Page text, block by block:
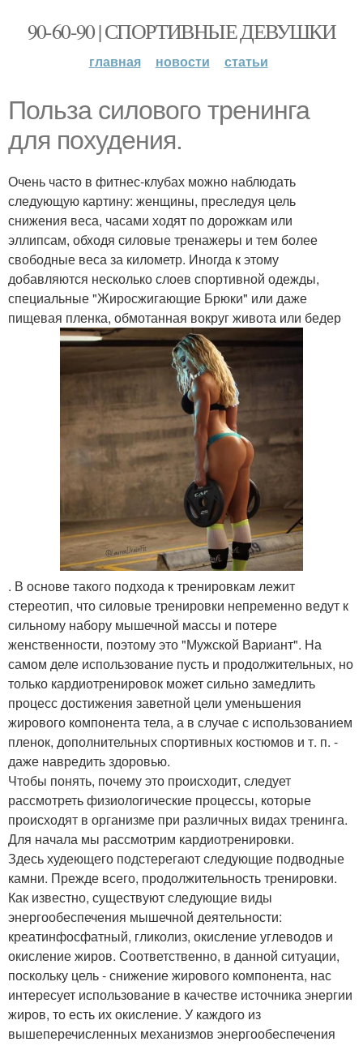
90-60-90 | СПОРТИВНЫЕ ДЕВУШКИ
главная новости статьи
Польза силового тренинга
для похудения.
Очень часто в фитнес-клубах можно наблюдать
следующую картину: женщины, преследуя цель
снижения веса, часами ходят по дорожкам или
эллипсам, обходя силовые тренажеры и тем более
свободные веса за километр. Иногда к этому
добавляются несколько слоев спортивной одежды,
специальные "Жиросжигающие Брюки" или даже
пищевая пленка, обмотанная вокруг живота или бедер
. В основе такого подхода к тренировкам лежит
стереотип, что силовые тренировки непременно ведут к
сильному набору мышечной массы и потере
женственности, поэтому это "Мужской Вариант". На
самом деле использование пусть и продолжительных, но
только кардиотренировок может сильно замедлить
процесс достижения заветной цели уменьшения
жирового компонента тела, а в случае с использованием
пленок, дополнительных спортивных костюмов и т. п. -
даже навредить здоровью.
Чтобы понять, почему это происходит, следует
рассмотреть физиологические процессы, которые
происходят в организме при различных видах тренинга.
Для начала мы рассмотрим кардиотренировки.
Здесь худеющего подстерегают следующие подводные
камни. Прежде всего, продолжительность тренировки.
Как известно, существуют следующие виды
энергообеспечения мышечной деятельности:
креатинфосфатный, гликолиз, окисление углеводов и
окисление жиров. Соответственно, в данной ситуации,
поскольку цель - снижение жирового компонента, нас
интересует использование в качестве источника энергии
жиров, то есть их окисление. У каждого из
вышеперечисленных механизмов энергообеспечения